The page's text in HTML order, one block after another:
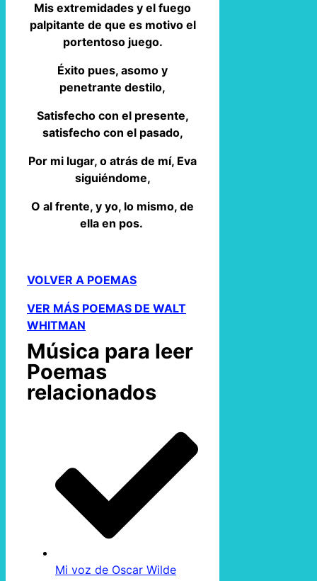
Mis extremidades y el fuego
palpitante de que es motivo el
portentoso juego.
Éxito pues, asomo y
penetrante destilo,
Satisfecho con el presente,
satisfecho con el pasado,
Por mi lugar, o atrás de mí, Eva
siguiéndome,
O al frente, y yo, lo mismo, de
ella en pos.
VOLVER A POEMAS
VER MÁS POEMAS DE WALT
WHITMAN
Música para leer
Poemas
relacionados
Mi voz de Oscar Wilde